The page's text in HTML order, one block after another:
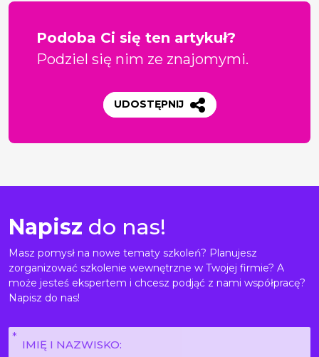
Podoba Ci się ten artykuł?
Podziel się nim ze znajomymi.
UDOSTĘPNIJ
Napisz do nas!
Masz pomysł na nowe tematy szkoleń? Planujesz
zorganizować szkolenie wewnętrzne w Twojej firmie? A
może jesteś ekspertem i chcesz podjąć z nami współpracę?
Napisz do nas!
Imię